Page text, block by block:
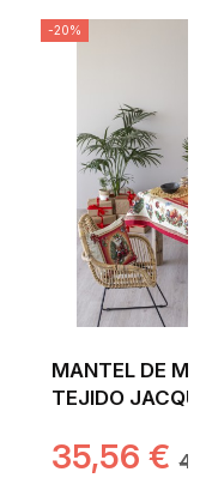
-20%
MANTEL DE
TEJIDO
35,56 €